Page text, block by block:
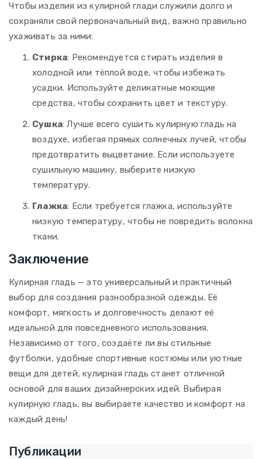
Чтобы изделия из кулирной глади служили долго и
сохраняли свой первоначальный вид, важно правильно
ухаживать за ними:
Стирка: Рекомендуется стирать изделия в
холодной или тёплой воде, чтобы избежать
усадки. Используйте деликатные моющие
средства, чтобы сохранить цвет и текстуру.
Сушка: Лучше всего сушить кулирную гладь на
воздухе, избегая прямых солнечных лучей, чтобы
предотвратить выцветание. Если используете
сушильную машину, выберите низкую
температуру.
Глажка: Если требуется глажка, используйте
низкую температуру, чтобы не повредить волокна
ткани.
Заключение
Кулирная гладь — это универсальный и практичный
выбор для создания разнообразной одежды. Её
комфорт, мягкость и долговечность делают её
идеальной для повседневного использования.
Независимо от того, создаёте ли вы стильные
футболки, удобные спортивные костюмы или уютные
вещи для детей, кулирная гладь станет отличной
основой для ваших дизайнерских идей. Выбирая
кулирную гладь, вы выбираете качество и комфорт на
каждый день!
Публикации